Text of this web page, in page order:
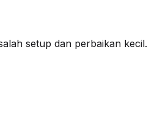
setup dan perbaikan kecil.